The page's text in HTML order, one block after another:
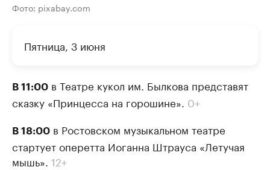
Фото: pixabay.com
Пятница, 3 июня
В 11:00 в Театре кукол им. Былкова представят
сказку «Принцесса на горошине». 0+
В 18:00 в Ростовском музыкальном театре
стартует оперетта Иоганна Штрауса «Летучая
мышь». 12+